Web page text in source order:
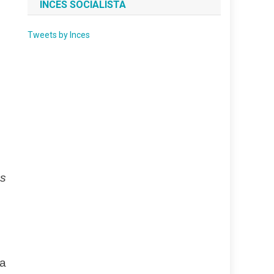
INCES SOCIALISTA
Tweets by Inces